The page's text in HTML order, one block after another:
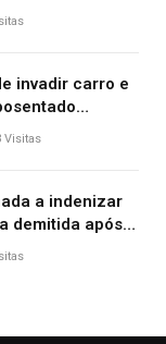
Palmas; confira
invadir carro e
trânsito
Visitas
a indenizar
demitida após